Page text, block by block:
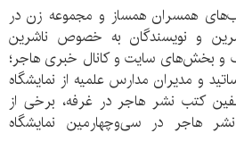
همسران همساز و مجموعه زن در
و نویسندگان به خصوص ناشرین
و بخش‌های سایت و کانال خبری هاجر؛
و مدیران مدارس علمیه از نمایشگاه
کتب نشر هاجر در غرفه، برخی از
هاجر در سی‌و‌چهارمین نمایشگاه